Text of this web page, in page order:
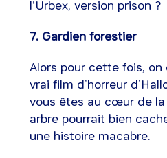
l'Urbex, version prison ?
7. Gardien forestier
Alors pour cette fois,
vrai film d’horreur
vous êtes au cœur de
arbre pourrait bien
une histoire macabre.